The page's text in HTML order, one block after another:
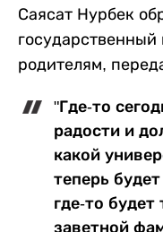
Саясат Нурбек
государственный
родителям,
"Где-то
радости и
какой
теперь
где-то
заветной